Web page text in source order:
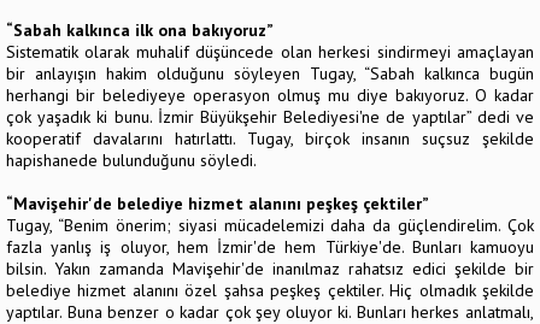
“Sabah kalkınca ilk ona bakıyoruz”
Sistematik olarak muhalif düşüncede olan herkesi sindirmeyi amaçlayan
bir anlayışın hakim olduğunu söyleyen Tugay, “Sabah kalkınca bugün
herhangi bir belediyeye operasyon olmuş mu diye bakıyoruz. O kadar
çok yaşadık ki bunu. İzmir Büyükşehir Belediyesi'ne de yaptılar” dedi ve
kooperatif davalarını hatırlattı. Tugay, birçok insanın suçsuz şekilde
hapishanede bulunduğunu söyledi.
“Mavişehir'de belediye hizmet alanını peşkeş çektiler”
Tugay, “Benim önerim; siyasi mücadelemizi daha da güçlendirelim. Çok
fazla yanlış iş oluyor, hem İzmir'de hem Türkiye'de. Bunları kamuoyu
bilsin. Yakın zamanda Mavişehir'de inanılmaz rahatsız edici şekilde bir
belediye hizmet alanını özel şahsa peşkeş çektiler. Hiç olmadık şekilde
yaptılar. Buna benzer o kadar çok şey oluyor ki. Bunları herkes anlatmalı,